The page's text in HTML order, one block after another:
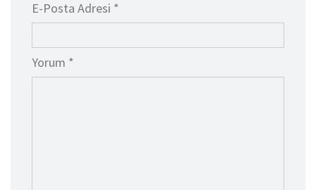
E-Posta Adresi *
Yorum *